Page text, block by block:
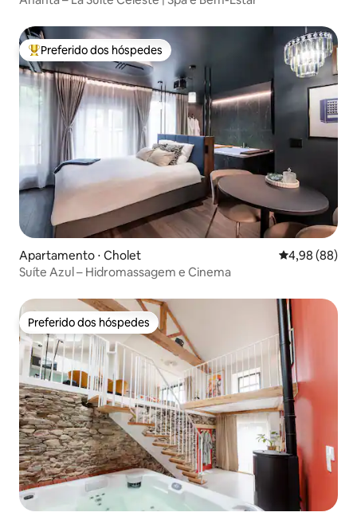
Entre os melhores preferidos dos hóspedes
Preferido dos hóspedes
Apartamento ⋅ Cholet 4,98 de uma
4,98 (88)
Suíte Azul – Hidromassagem e Cinema
Preferido dos hóspedes
Preferido dos hóspedes